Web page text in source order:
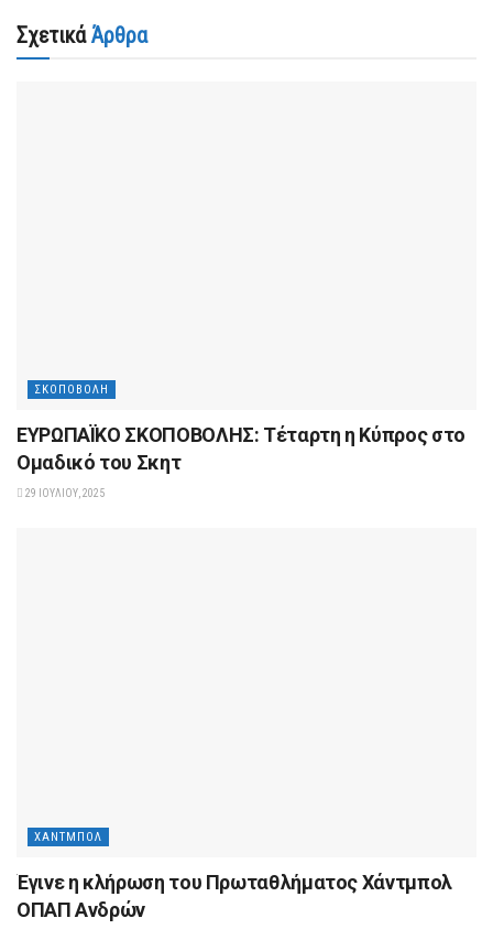
ΣχετικάΆρθρα
ΣΚΟΠΟΒΟΛΉ
ΕΥΡΩΠΑΪΚΟ ΣΚΟΠΟΒΟΛΗΣ: Τέταρτη η Κύπρος στο
Ομαδικό του Σκητ
29 ΙΟΥΛΊΟΥ, 2025
ΧΆΝΤΜΠΟΛ
Έγινε η κλήρωση του Πρωταθλήματος Χάντμπολ
ΟΠΑΠ Ανδρών